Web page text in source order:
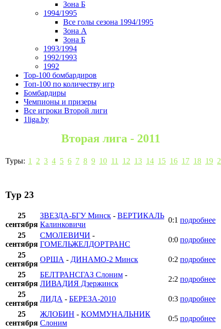
Зона Б
1994/1995
Все голы сезона 1994/1995
Зона А
Зона Б
1993/1994
1992/1993
1992
Top-100 бомбардиров
Топ-100 по количеству игр
Бомбардиры
Чемпионы и призеры
Все игроки Второй лиги
1liga.by
Вторая лига - 2011
Туры: 1 2 3 4 5 6 7 8 9 10 11 12 13 14 15 16 17 18 19
Тур 23
25
сентября
ЗВЕЗДА-БГУ Минск - ВЕРТИКАЛЬ
Калинковичи
0:1 подробнее
25
сентября
СМОЛЕВИЧИ -
ГОМЕЛЬЖЕЛДОРТРАНС
0:0 подробнее
25
сентября
ОРША - ДИНАМО-2 Минск 0:2 подробнее
25
сентября
БЕЛТРАНСГАЗ Слоним -
ЛИВАДИЯ Дзержинск
2:2 подробнее
25
сентября
ЛИДА - БЕРЕЗА-2010 0:3 подробнее
25
сентября
ЖЛОБИН - КОММУНАЛЬНИК
Слоним
0:5 подробнее